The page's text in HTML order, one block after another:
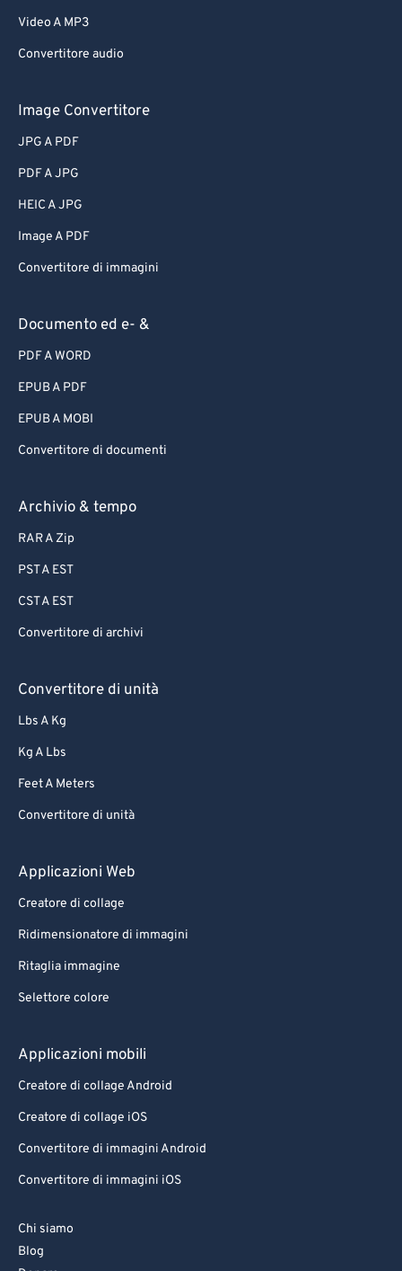
Video A MP3
Convertitore audio
Image Convertitore
JPG A PDF
PDF A JPG
HEIC A JPG
Image A PDF
Convertitore di immagini
Documento ed e- &
PDF A WORD
EPUB A PDF
EPUB A MOBI
Convertitore di documenti
Archivio & tempo
RAR A Zip
PST A EST
CST A EST
Convertitore di archivi
Convertitore di unità
Lbs A Kg
Kg A Lbs
Feet A Meters
Convertitore di unità
Applicazioni Web
Creatore di collage
Ridimensionatore di immagini
Ritaglia immagine
Selettore colore
Applicazioni mobili
Creatore di collage Android
Creatore di collage iOS
Convertitore di immagini Android
Convertitore di immagini iOS
Chi siamo
Blog